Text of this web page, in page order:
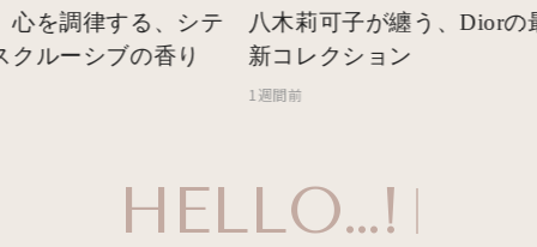
HELLO…!
を調律する、シテ
ルーシブの香り
八木莉可子が纏う、Diorの最
新コレクション
1週間前